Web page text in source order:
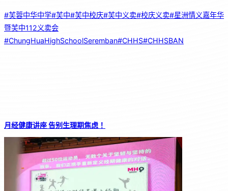
#芙蓉中华中学#芙中#芙中校庆#芙中义卖#校庆义卖#星洲情义嘉年华
暨芙中112义卖会
#ChungHuaHighSchoolSeremban#CHHS#CHHSBAN
月经健康讲座 告别生理期焦虑！